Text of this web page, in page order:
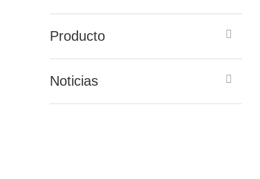
Shandong Iron Man Metal Products Co., Ltd. es un proveedor
China y fabricante, con sede en la ciudad de LiaoCheng, China. Como
de jardín y otros productos metálicos relevantes......
Producto
Noticias